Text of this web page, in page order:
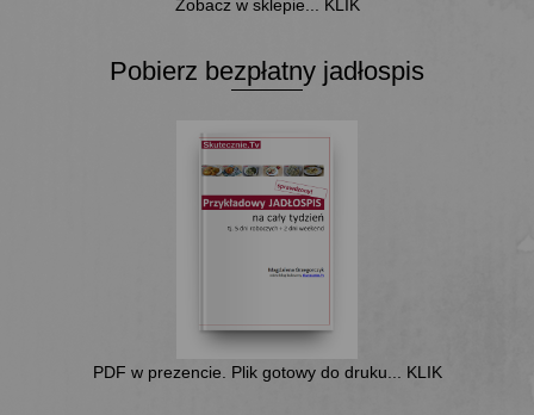
Zobacz w sklepie... KLIK
Pobierz bezpłatny jadłospis
PDF w prezencie. Plik gotowy do druku... KLIK